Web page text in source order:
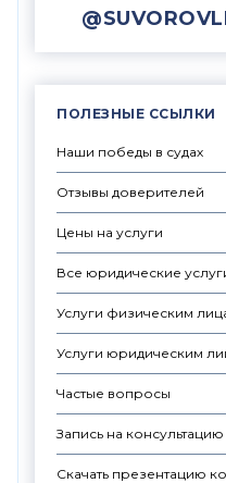
ПОЛЕЗНЫЕ ССЫЛКИ
Наши победы в судах
Отзывы доверителей
Цены на услуги
Все юридические
Услуги физическим
Услуги юридическим
Частые вопросы
Запись на консультацию
Скачать презентацию